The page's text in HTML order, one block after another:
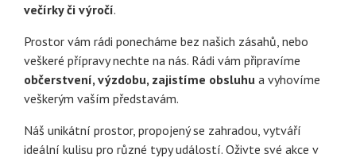
večírky či výročí.
Prostor vám rádi ponecháme bez našich zásahů, nebo
veškeré přípravy nechte na nás. Rádi vám připravíme
občerstvení, výzdobu, zajistíme obsluhu a vyhovíme
veškerým vaším představám.
Náš unikátní prostor, propojený se zahradou, vytváří
ideální kulisu pro různé typy událostí. Oživte své akce v